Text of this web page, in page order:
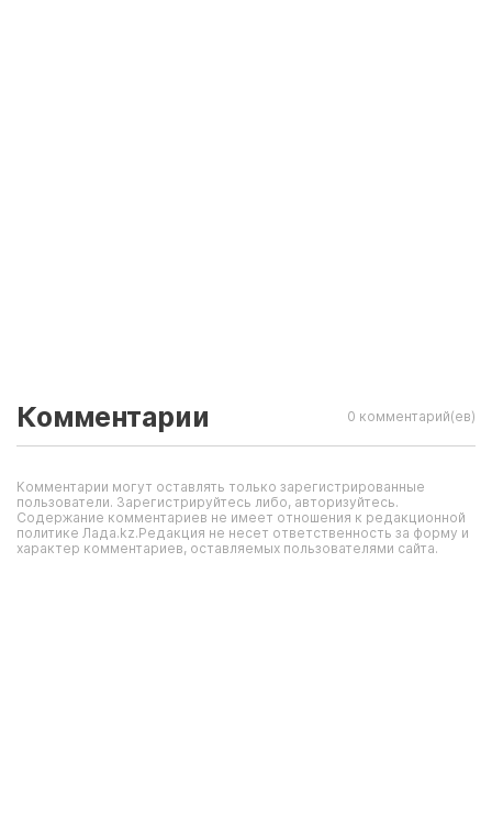
Комментарии 0 комментарий(ев)
Комментарии могут оставлять только зарегистрированные
пользователи. Зарегистрируйтесь либо, авторизуйтесь.
Содержание комментариев не имеет отношения к редакционной
политике Лада.kz.Редакция не несет ответственность за форму и
характер комментариев, оставляемых пользователями сайта.